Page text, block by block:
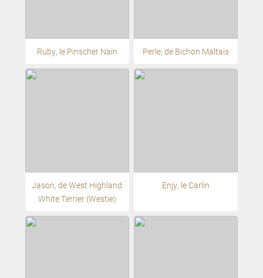
Ruby, le Pinscher Nain Perle, de Bichon Maltais
Jason, de West Highland
White Terrier (Westie)
Enjy, le Carlin